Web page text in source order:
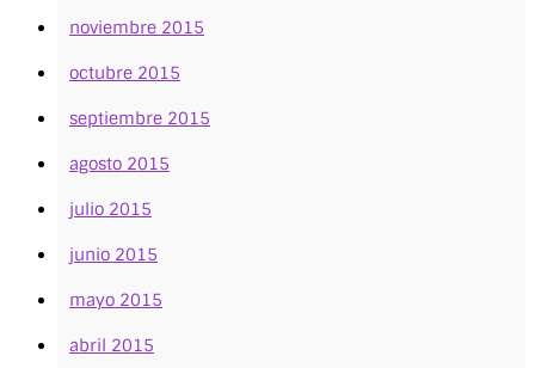
noviembre 2015
octubre 2015
septiembre 2015
agosto 2015
julio 2015
junio 2015
mayo 2015
abril 2015